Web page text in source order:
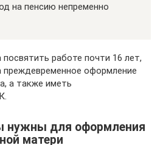
на пенсию непременно
работе почти 16 лет,
оформление
а также иметь
нужны для оформления
матери